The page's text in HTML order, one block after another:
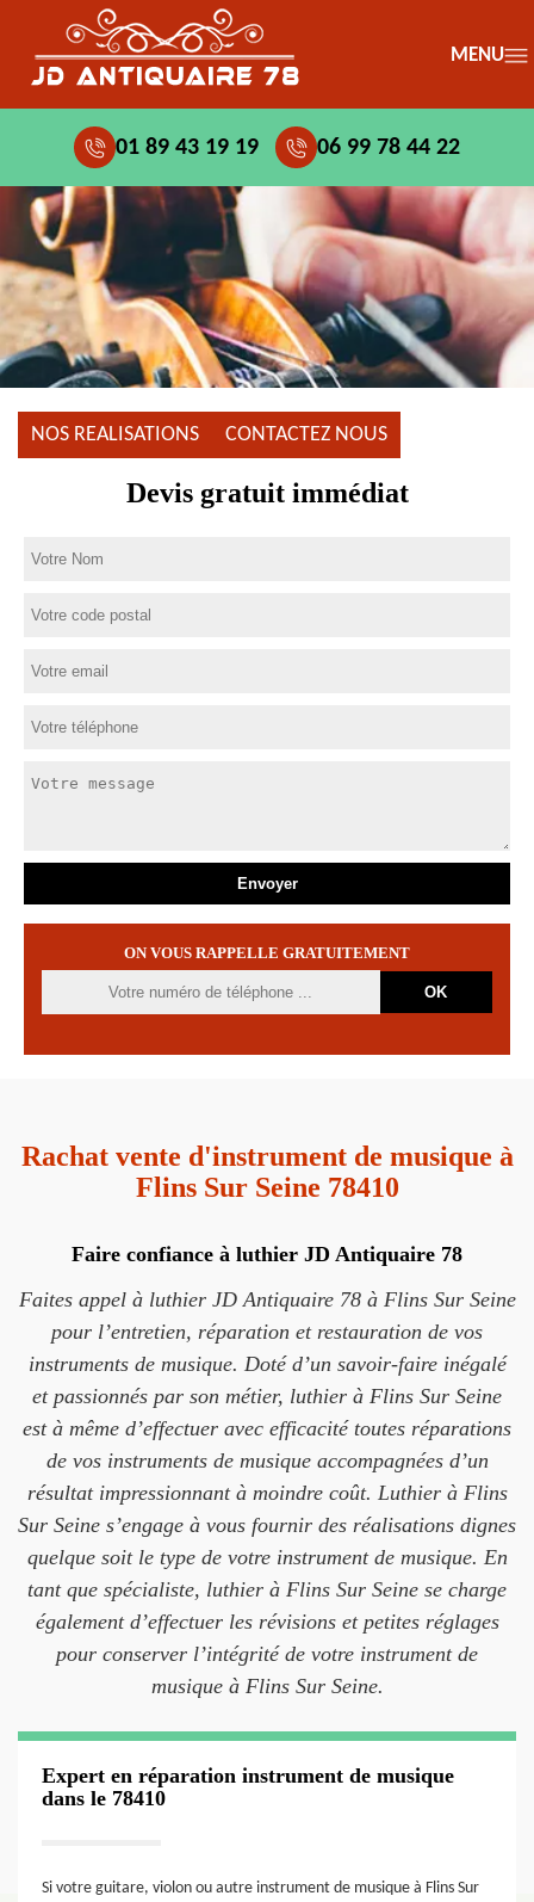
MENU
01 89 43 19 19 06 99 78 44 22
NOS REALISATIONS CONTACTEZ NOUS
Devis gratuit immédiat
ON VOUS RAPPELLE GRATUITEMENT
Rachat vente d'instrument de musique à
Flins Sur Seine 78410
Faire confiance à luthier JD Antiquaire 78
Faites appel à luthier JD Antiquaire 78 à Flins Sur Seine
pour l’entretien, réparation et restauration de vos
instruments de musique. Doté d’un savoir-faire inégalé
et passionnés par son métier, luthier à Flins Sur Seine
est à même d’effectuer avec efficacité toutes réparations
de vos instruments de musique accompagnées d’un
résultat impressionnant à moindre coût. Luthier à Flins
Sur Seine s’engage à vous fournir des réalisations dignes
quelque soit le type de votre instrument de musique. En
tant que spécialiste, luthier à Flins Sur Seine se charge
également d’effectuer les révisions et petites réglages
pour conserver l’intégrité de votre instrument de
musique à Flins Sur Seine.
Expert en réparation instrument de musique
dans le 78410
Si votre guitare, violon ou autre instrument de musique à Flins Sur